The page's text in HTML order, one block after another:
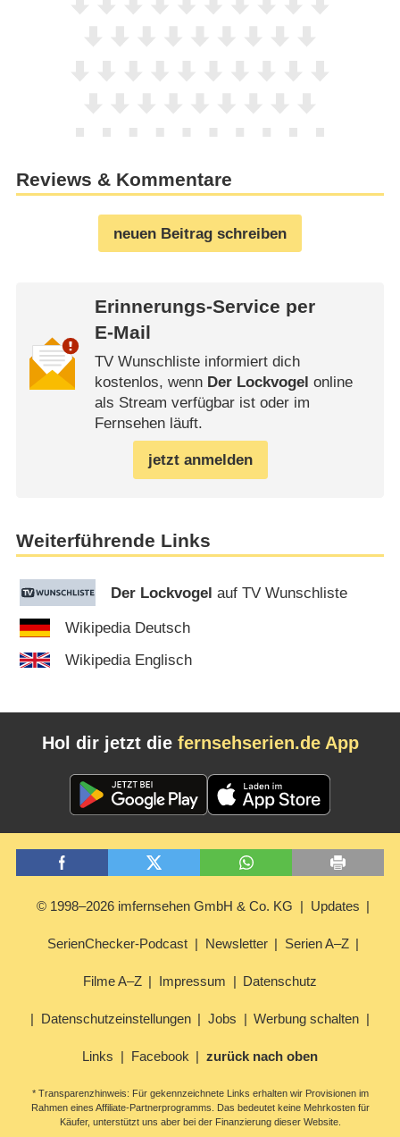
Reviews & Kommentare
neuen Beitrag schreiben
Erinnerungs-Service per
E-Mail
TV Wunschliste informiert dich
kostenlos, wenn Der Lockvogel online
als Stream verfügbar ist oder im
Fernsehen läuft.
jetzt anmelden
Weiterführende Links
Der Lockvogel auf TV Wunschliste
Wikipedia Deutsch
Wikipedia Englisch
Hol dir jetzt die fernsehserien.de App
© 1998–2026 imfernsehen GmbH & Co. KG Updates
SerienChecker-Podcast Newsletter Serien A–Z
Filme A–Z Impressum Datenschutz
Datenschutzeinstellungen Jobs Werbung schalten
Links Facebook zurück nach oben
* Transparenzhinweis: Für gekennzeichnete Links erhalten wir Provisionen im
Rahmen eines Affiliate-Partnerprogramms. Das bedeutet keine Mehrkosten für
Käufer, unterstützt uns aber bei der Finanzierung dieser Website.